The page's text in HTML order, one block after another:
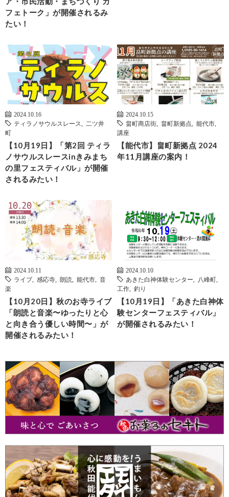
フェトーク」が開催されるみ
たい！
2024.10.16
ティラノサウルスレース
二ツ井
町
【10月19日】「第2回 ティラ
ノサウルスレースinきみまち
の里フェスティバル」が開催
されるみたい！
2024.10.15
畠町商店街
畠町新拠点 能代市
講座
【能代市】畠町新拠点 2024
年11月講座の案内！
2024.10.11
ライブ
感応寺 朗読 能代市
音
楽
【10月20日】秋のお寺ライブ
「朗読と音楽〜ゆったりと心
と向き合う優しい時間〜」が
開催されるみたい！
2024.10.10
あきた白神体験センター
八峰町
工作
釣り
【10月19日】「あきた白神体
験センターフェスティバル」
が開催されるみたい！